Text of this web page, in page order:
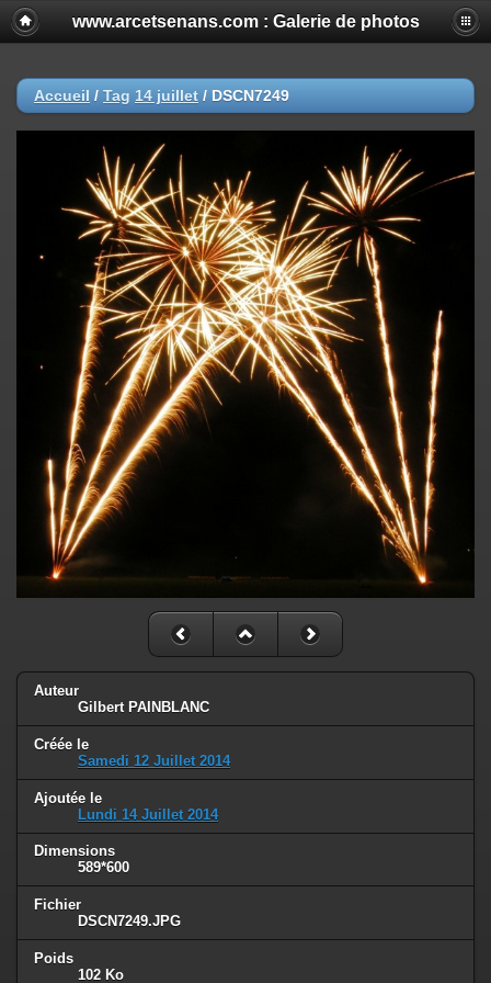
www.arcetsenans.com : Galerie de photos
Accueil / Tag 14 juillet / DSCN7249
Auteur
Gilbert PAINBLANC
Créée le
Samedi 12 Juillet 2014
Ajoutée le
Lundi 14 Juillet 2014
Dimensions
589*600
Fichier
DSCN7249.JPG
Poids
102 Ko